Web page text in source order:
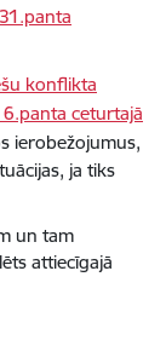
konflikta
ceturtajā
ierobežojumus,
ja tiks
un tam
attiecīgajā